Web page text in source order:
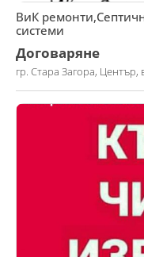
ВиК
системи
Договаряне
гр. Стара Загора, Център,